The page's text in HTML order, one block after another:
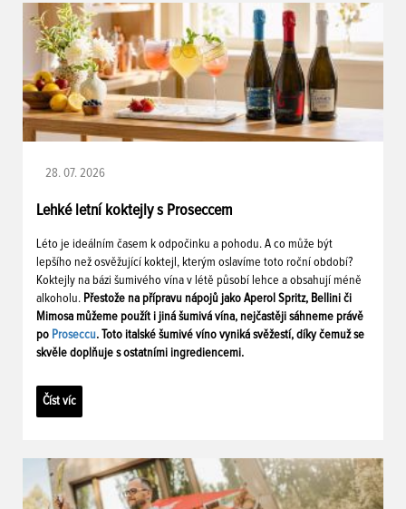
28. 07. 2026
Lehké letní koktejly s Proseccem
Léto je ideálním časem k odpočinku a pohodu. A co může být
lepšího než osvěžující koktejl, kterým oslavíme toto roční období?
Koktejly na bázi šumivého vína v létě působí lehce a obsahují méně
alkoholu. Přestože na přípravu nápojů jako Aperol Spritz, Bellini či
Mimosa můžeme použít i jiná šumivá vína, nejčastěji sáhneme právě
po Proseccu. Toto italské šumivé víno vyniká svěžestí, díky čemuž se
skvěle doplňuje s ostatními ingrediencemi.
Číst víc